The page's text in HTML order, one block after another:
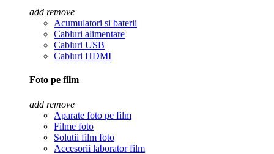
add remove
Acumulatori si baterii
Cabluri alimentare
Cabluri USB
Cabluri HDMI
Foto pe film
add remove
Aparate foto pe film
Filme foto
Solutii film foto
Accesorii laborator film